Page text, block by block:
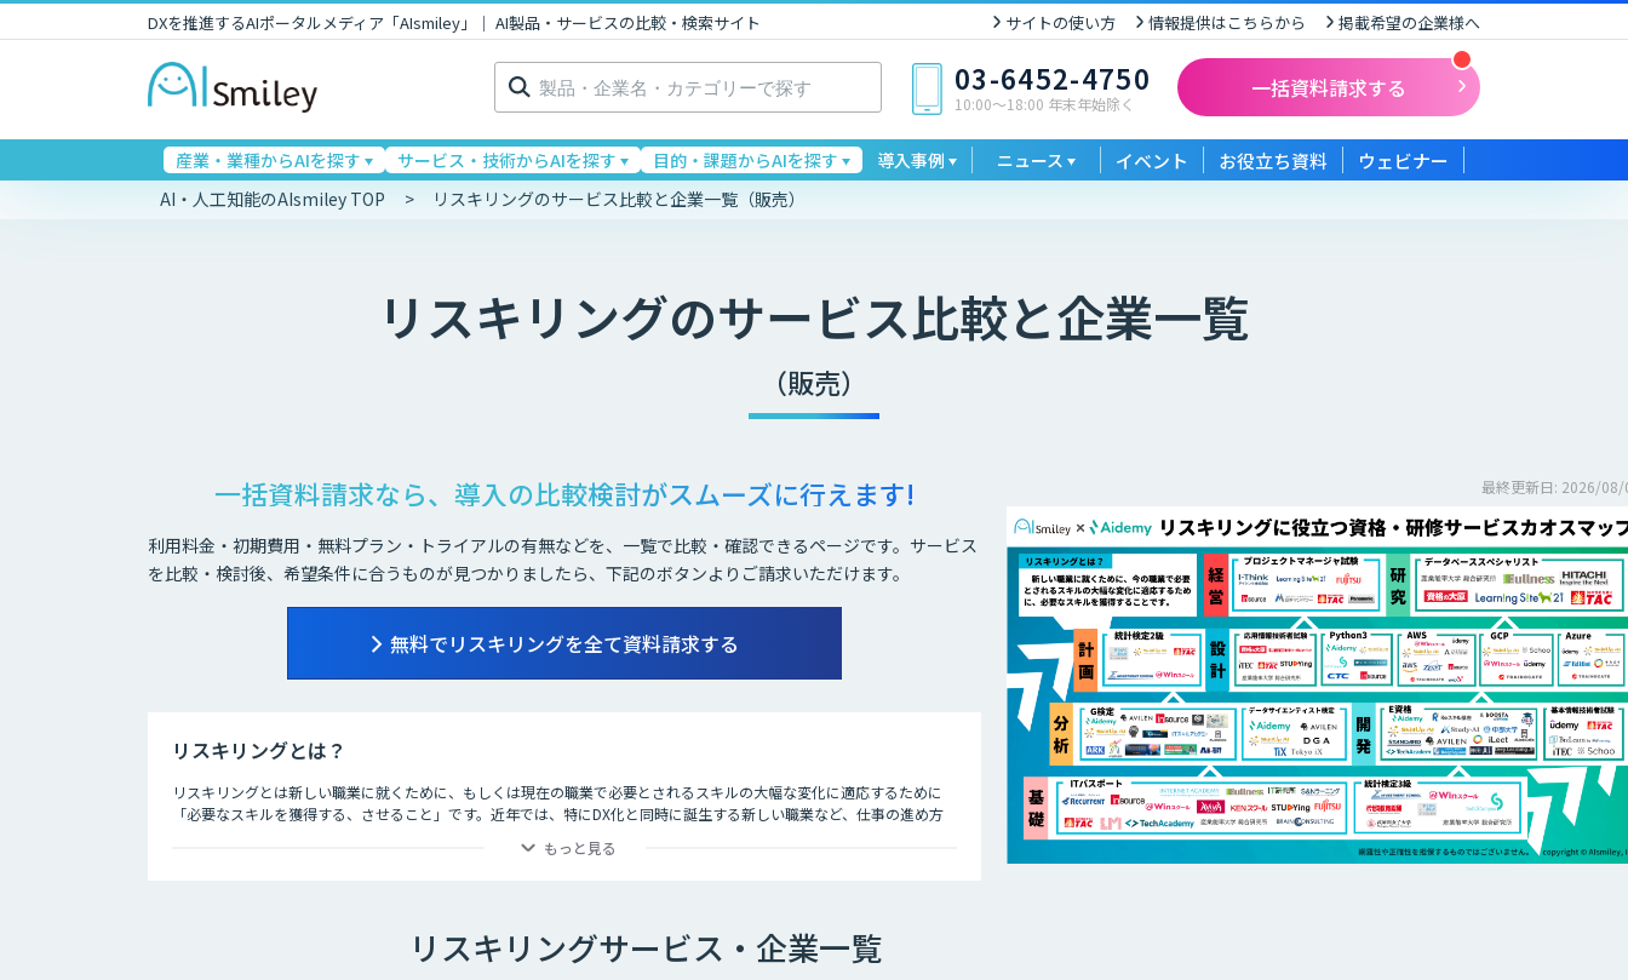
DXを推進するAIポータルメディア「AIsmiley」｜ AI製品・サービスの比較・検索サイト サイトの使い方 情報提供はこちらから 掲載希望の企業様へ
検
索: 03-6452-4750
10:00〜18:00 年末年始除く
一括資料請求する
産業・業種からAIを探す サービス・技術からAIを探す 目的・課題からAIを探す 導入事例 ニュース イベント お役立ち資料 ウェビナー
AI・人工知能のAIsmiley TOP リスキリングのサービス比較と企業一覧（販売）
リスキリングのサービス比較と企業一覧
（販売）
一括資料請求なら、導入の比較検討がスムーズに行えます!
利用料金・初期費用・無料プラン・トライアルの有無などを、一覧で比較・確認できるページです。サービス
を比較・検討後、希望条件に合うものが見つかりましたら、下記のボタンよりご請求いただけます。
無料でリスキリングを全て資料請求する
最終更新日: 2026/08/
リスキリングとは？
リスキリングとは新しい職業に就くために、もしくは現在の職業で必要とされるスキルの大幅な変化に適応するために
「必要なスキルを獲得する、させること」です。近年では、特にDX化と同時に誕生する新しい職業など、仕事の進め方
リスキリングが必要な理由は、デジタル技術によって「新しい職業が誕生する（今の職業が衰退する）」「業務のやり方
が大きく変わる」という課題に対応するためです。
もっと見る
リスキリングサービス・企業一覧